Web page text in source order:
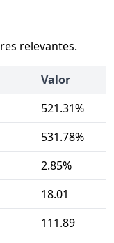
relevantes.
Valor
521.31%
531.78%
2.85%
18.01
111.89